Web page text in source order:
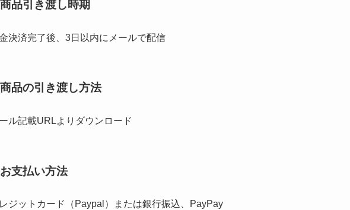
商品引き渡し時期
決済完了後、3日以内にメールで配信
商品の引き渡し方法
ル記載URLよりダウンロード
お支払い方法
ジットカード（Paypal）または銀行振込、PayPay